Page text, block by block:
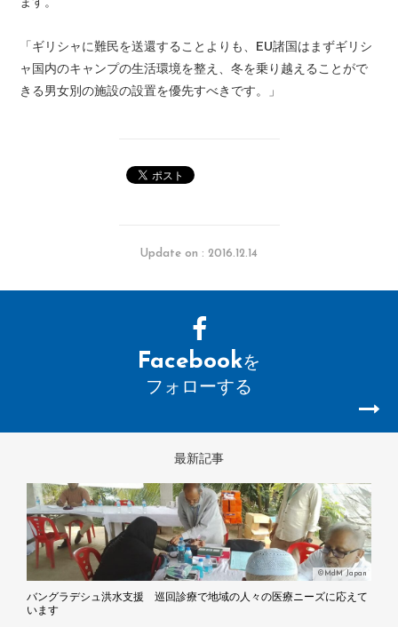
ます。
「ギリシャに難民を送還することよりも、EU諸国はまずギリシ
ャ国内のキャンプの生活環境を整え、冬を乗り越えることがで
きる男女別の施設の設置を優先すべきです。」
Update on : 2016.12.14
Facebookを
フォローする
最新記事
©MdM Japan
バングラデシュ洪水支援 巡回診療で地域の人々の医療ニーズに応えて
います